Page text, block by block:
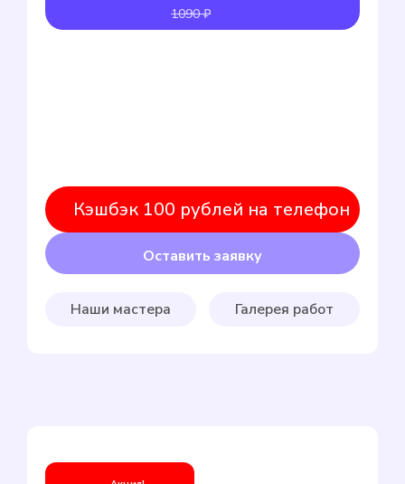
1090 ₽
Кэшбэк 100 рублей на телефон
Оставить заявку
Наши мастера Галерея работ